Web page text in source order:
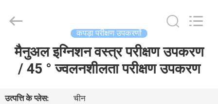
घर
Reserved.
कपड़ा परीक्षण उपकरणों
मैनुअल इग्निशन वस्त्र परीक्षण उपकरण
/ 45 ° ज्वलनशीलता परीक्षण उपकरण
उत्पत्ति के प्लेस:
चीन